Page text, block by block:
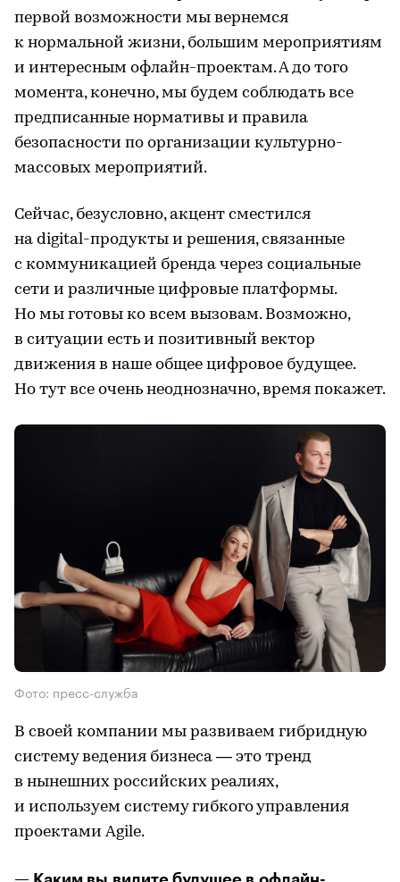
первой возможности мы вернемся
к нормальной жизни, большим мероприятиям
и интересным офлайн-проектам. А до того
момента, конечно, мы будем соблюдать все
предписанные нормативы и правила
безопасности по организации культурно-
массовых мероприятий.
Сейчас, безусловно, акцент сместился
на digital-продукты и решения, связанные
с коммуникацией бренда через социальные
сети и различные цифровые платформы.
Но мы готовы ко всем вызовам. Возможно,
в ситуации есть и позитивный вектор
движения в наше общее цифровое будущее.
Но тут все очень неоднозначно, время покажет.
Фото: пресс-служба
В своей компании мы развиваем гибридную
систему ведения бизнеса — это тренд
в нынешних российских реалиях,
и используем систему гибкого управления
проектами Agile.